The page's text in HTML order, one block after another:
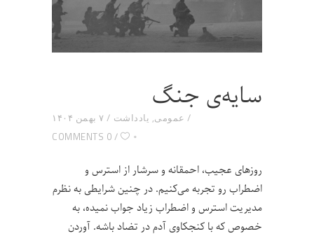
سایه‌ی جنگ
۷ بهمن ۱۴۰۴ عمومی, یادداشت
0 COMMENTS
۰
روزهای عجیب، احمقانه و سرشار از استرس و
اضطراب رو تجربه می‌کنیم. در چنین شرایطی به نظرم
مدیریت استرس و اضطراب زیاد جواب نمیده، به
خصوص که با کنجکاوی آدم در تضاد باشه. آوردن